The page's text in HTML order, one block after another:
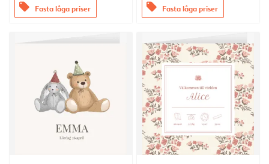
offers Fasta låga priser offers Fasta låga priser